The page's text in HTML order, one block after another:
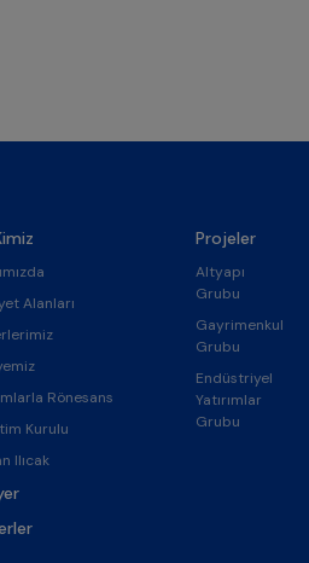
Alanları
Rönesans
Kurulu
Ilıcak
Projeler
Altyapı
Grubu
Gayrimenkul
Grubu
Endüstriyel
Yatırımlar
Grubu